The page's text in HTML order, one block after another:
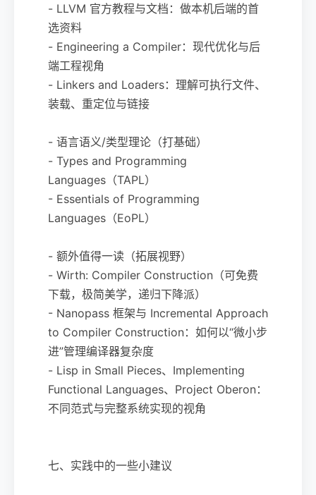
- LLVM 官方教程与文档：做本机后端的首
选资料
- Engineering a Compiler：现代优化与后
端工程视角
- Linkers and Loaders：理解可执行文件、
装载、重定位与链接
- 语言语义/类型理论（打基础）
- Types and Programming
Languages（TAPL）
- Essentials of Programming
Languages（EoPL）
- 额外值得一读（拓展视野）
- Wirth: Compiler Construction（可免费
下载，极简美学，递归下降派）
- Nanopass 框架与 Incremental Approach
to Compiler Construction：如何以“微小步
进”管理编译器复杂度
- Lisp in Small Pieces、Implementing
Functional Languages、Project Oberon：
不同范式与完整系统实现的视角
七、实践中的一些小建议